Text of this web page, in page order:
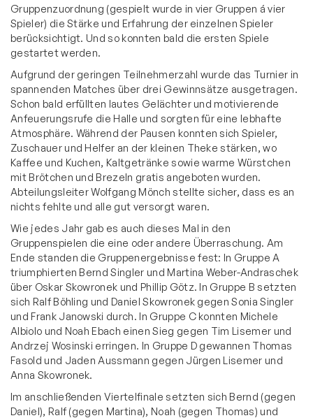
Gruppenzuordnung (gespielt wurde in vier Gruppen á vier
Spieler) die Stärke und Erfahrung der einzelnen Spieler
berücksichtigt. Und so konnten bald die ersten Spiele
gestartet werden.
Aufgrund der geringen Teilnehmerzahl wurde das Turnier in
spannenden Matches über drei Gewinnsätze ausgetragen.
Schon bald erfüllten lautes Gelächter und motivierende
Anfeuerungsrufe die Halle und sorgten für eine lebhafte
Atmosphäre. Während der Pausen konnten sich Spieler,
Zuschauer und Helfer an der kleinen Theke stärken, wo
Kaffee und Kuchen, Kaltgetränke sowie warme Würstchen
mit Brötchen und Brezeln gratis angeboten wurden.
Abteilungsleiter Wolfgang Mönch stellte sicher, dass es an
nichts fehlte und alle gut versorgt waren.
Wie jedes Jahr gab es auch dieses Mal in den
Gruppenspielen die eine oder andere Überraschung. Am
Ende standen die Gruppenergebnisse fest: In Gruppe A
triumphierten Bernd Singler und Martina Weber-Andraschek
über Oskar Skowronek und Phillip Götz. In Gruppe B setzten
sich Ralf Böhling und Daniel Skowronek gegen Sonia Singler
und Frank Janowski durch. In Gruppe C konnten Michele
Albiolo und Noah Ebach einen Sieg gegen Tim Lisemer und
Andrzej Wosinski erringen. In Gruppe D gewannen Thomas
Fasold und Jaden Aussmann gegen Jürgen Lisemer und
Anna Skowronek.
Im anschließenden Viertelfinale setzten sich Bernd (gegen
Daniel), Ralf (gegen Martina), Noah (gegen Thomas) und